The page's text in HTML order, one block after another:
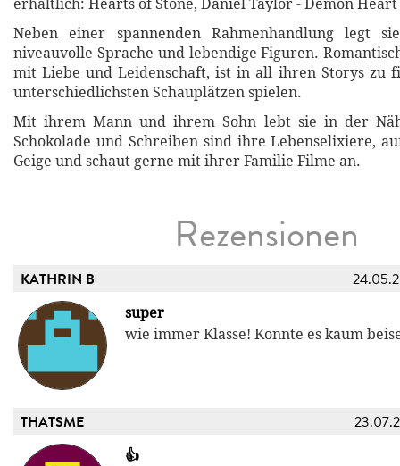
erhältlich: Hearts of Stone, Daniel Taylor - Demon
Neben einer spannenden Rahmenhandlung legt
niveauvolle Sprache und lebendige Figuren.
mit Liebe und Leidenschaft, ist in all ihren Storys zu
unterschiedlichsten Schauplätzen spielen.
Mit ihrem Mann und ihrem Sohn lebt sie in der
Schokolade und Schreiben sind ihre Lebenselixiere,
Geige und schaut gerne mit ihrer Familie Filme an.
Rezensionen
KATHRIN B
super
wie immer Klasse! Konnte es kaum
THATSME
👍